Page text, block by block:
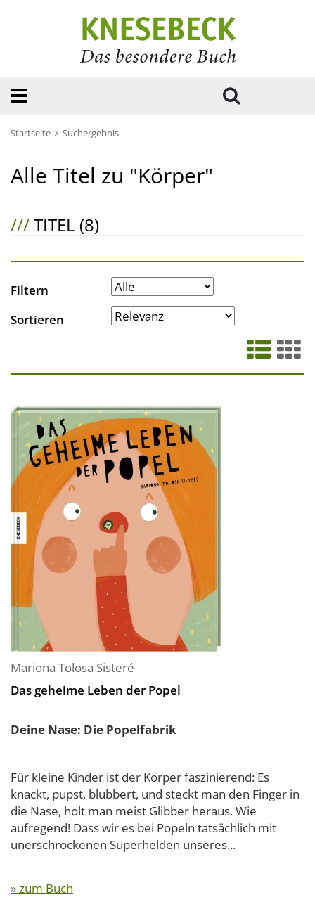
Startseite Suchergebnis
Alle Titel zu "Körper"
///TITEL (8)
Filtern
Sortieren
Mariona Tolosa Sisteré
Das geheime Leben der Popel
Deine Nase: Die Popelfabrik
Für kleine Kinder ist der Körper faszinierend: Es
knackt, pupst, blubbert, und steckt man den Finger in
die Nase, holt man meist Glibber heraus. Wie
aufregend! Dass wir es bei Popeln tatsächlich mit
unerschrockenen Superhelden unseres...
» zum Buch